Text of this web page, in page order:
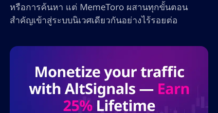
หรือการค้นหา แต่ MemeToro ผสานทุกขั้นตอน
สำคัญเข้าสู่ระบบนิเวศเดียวกันอย่างไร้รอยต่อ